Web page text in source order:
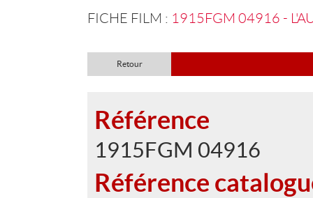
FICHE FILM : 1915FGM 04916 -
Retour
Référence
1915FGM 04916
Référence